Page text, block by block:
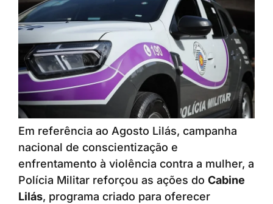
Em referência ao Agosto Lilás, campanha
nacional de conscientização e
enfrentamento à violência contra a mulher, a
Polícia Militar reforçou as ações do Cabine
Lilás, programa criado para oferecer